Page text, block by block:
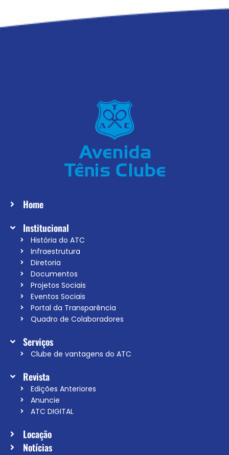
Home
Institucional
História do ATC
Infraestrutura
Diretoria
Documentos
Projetos Sociais
Eventos Sociais
Portal da Transparência
Quadro de Colaboradores
Serviços
Clube de vantagens do ATC
Revista
Edições Anteriores
Anuncie
ATC DIGITAL
Locação
Notícias